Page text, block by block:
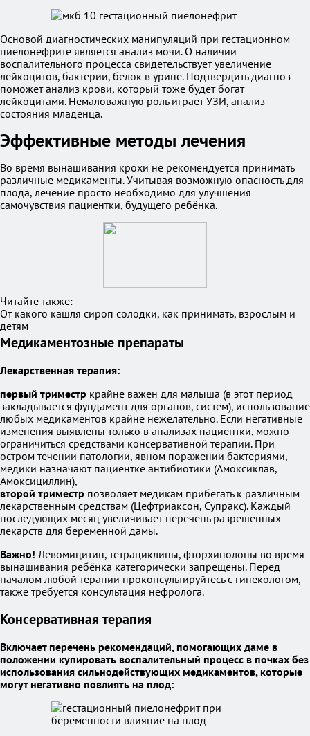
Основой диагностических манипуляций при гестационном
пиелонефрите является анализ мочи. О наличии
воспалительного процесса свидетельствует увеличение
лейкоцитов, бактерии, белок в урине. Подтвердить диагноз
поможет анализ крови, который тоже будет богат
лейкоцитами. Немаловажную роль играет УЗИ, анализ
состояния младенца.
Эффективные методы лечения
Во время вынашивания крохи не рекомендуется принимать
различные медикаменты. Учитывая возможную опасность для
плода, лечение просто необходимо для улучшения
самочувствия пациентки, будущего ребёнка.
Читайте также:
От какого кашля сироп солодки, как принимать, взрослым и
детям
Медикаментозные препараты
Лекарственная терапия:
первый триместр крайне важен для малыша (в этот период
закладывается фундамент для органов, систем), использование
любых медикаментов крайне нежелательно. Если негативные
изменения выявлены только в анализах пациентки, можно
ограничиться средствами консервативной терапии. При
остром течении патологии, явном поражении бактериями,
медики назначают пациентке антибиотики (Амоксиклав,
Амоксициллин),
второй триместр позволяет медикам прибегать к различным
лекарственным средствам (Цефтриаксон, Супракс). Каждый
последующих месяц увеличивает перечень разрешённых
лекарств для беременной дамы.
Важно! Левомицитин, тетрациклины, фторхинолоны во время
вынашивания ребёнка категорически запрещены. Перед
началом любой терапии проконсультируйтесь с гинекологом,
также требуется консультация нефролога.
Консервативная терапия
Включает перечень рекомендаций, помогающих даме в
положении купировать воспалительный процесс в почках без
использования сильнодействующих медикаментов, которые
могут негативно повлиять на плод: